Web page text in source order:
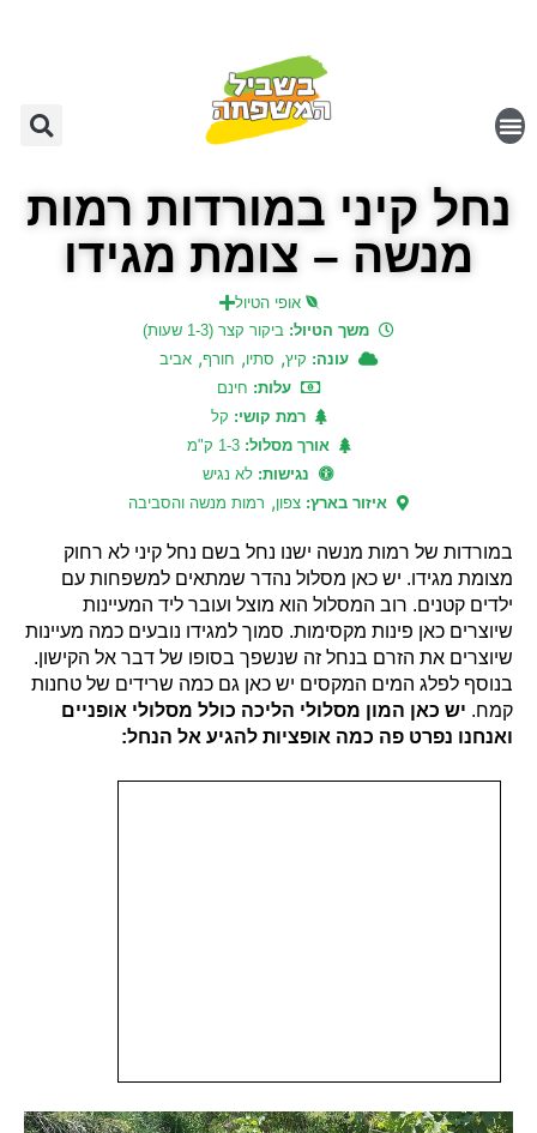
נחל קיני במורדות רמות
מנשה – צומת מגידו
אופי הטיול
משך הטיול: ביקור קצר (1-3 שעות)
עונה: קיץ, סתיו, חורף, אביב
עלות: חינם
רמת קושי: קל
אורך מסלול:1-3 ק"מ
נגישות: לא נגיש
איזור בארץ: צפון, רמות מנשה והסביבה
במורדות של רמות מנשה ישנו נחל בשם נחל קיני לא רחוק
מצומת מגידו. יש כאן מסלול נהדר שמתאים למשפחות עם
ילדים קטנים. רוב המסלול הוא מוצל ועובר ליד המעיינות
שיוצרים כאן פינות מקסימות. סמוך למגידו נובעים כמה מעיינות
שיוצרים את הזרם בנחל זה שנשפך בסופו של דבר אל הקישון.
בנוסף לפלג המים המקסים יש כאן גם כמה שרידים של טחנות
קמח. יש כאן המון מסלולי הליכה כולל מסלולי אופניים
ואנחנו נפרט פה כמה אופציות להגיע אל הנחל: